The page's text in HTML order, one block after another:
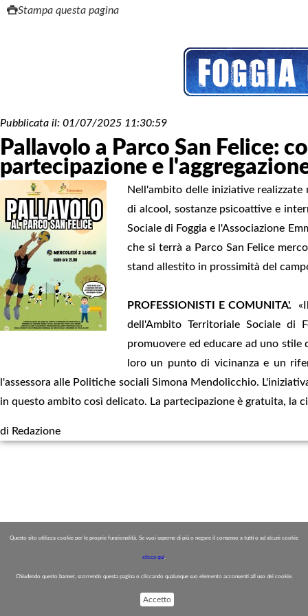
Questo sito utilizza cookie per le proprie funzionalità. Se vuoi saperne di più o negare il consenso a tutti o ad alcuni cookie
clicca qui.
Chiudendo questo banner, scorrendo questa pagina o cliccando qualunque suo elemento acconsenti all uso dei cookie.
Accetto
Stampa questa pagina
Pubblicata il: 01/07/2025 11:30:59
Pallavolo a Parco San Felice:
partecipazione e
Nell'ambito delle iniziative
di alcool, sostanze psicoattive e
Sociale di Foggia e l'Associazione
che si terrà a Parco San Felice
stand allestito in prossimità del
PROFESSIONISTI E COMUNITA'.
dell'Ambito Territoriale Sociale di
promuovere ed educare ad uno
loro un punto di vicinanza e un
l'assessora alle Politiche sociali Simona Mendolicchio.
in questo ambito così delicato. La partecipazione è gratuita, la
di Redazione